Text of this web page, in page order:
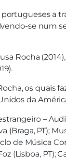
a
se num
Rocha
os quais
da
–
(Braga, PT);
de Música
(Lisboa, PT);